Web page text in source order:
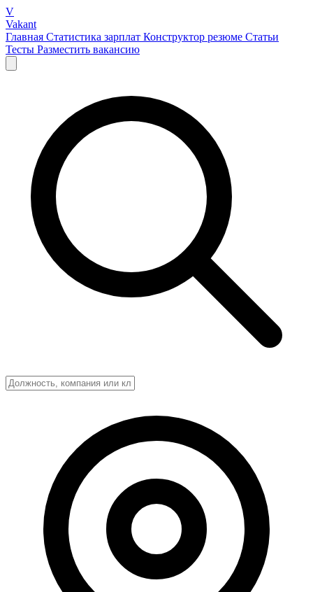
V
Vakant
Главная Статистика зарплат Конструктор резюме Статьи
Тесты Разместить вакансию